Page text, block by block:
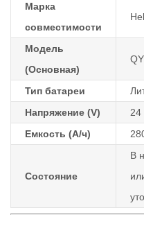
Марка
совместимости
Модель
(Основная)
Тип батареи
Напряжение (V)
24
Емкость (А/ч)
Состояние
В